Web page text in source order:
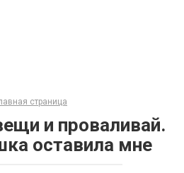
страница
и проваливай.
оставила мне